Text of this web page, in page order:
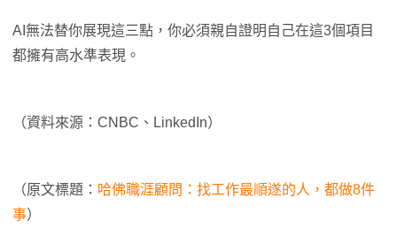
AI無法替你展現這三點，你必須親自證明自己在這3個項目
都擁有高水準表現。
（資料來源：CNBC、LinkedIn）
（原文標題： 哈佛職涯顧問：找工作最順遂的人，都做8件
事）